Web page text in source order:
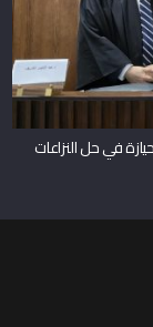
في حل النزاعات